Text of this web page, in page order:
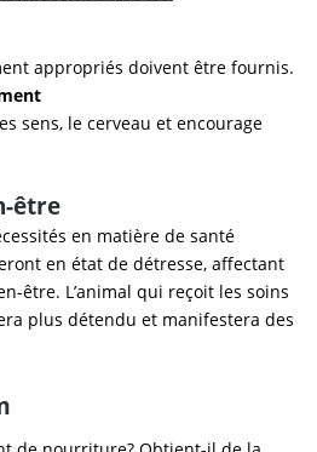
appropriés doivent être fournis.
sens, le cerveau et encourage
être
en matière de santé
en état de détresse, affectant
être. L’animal qui reçoit les soins
plus détendu et manifestera des